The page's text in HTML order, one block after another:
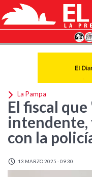
La Pampa
El fiscal
intendente,
con la
13 MARZO 2025 - 09:30